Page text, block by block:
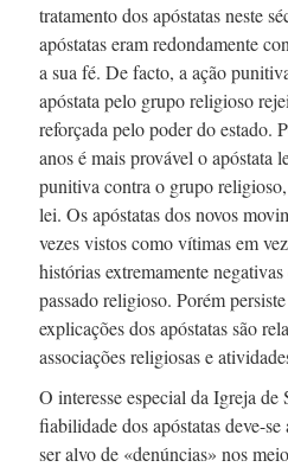
tratamento dos apóstatas neste
apóstatas eram redondamente
a sua fé. De facto, a ação
apóstata pelo grupo religioso
reforçada pelo poder do estado.
anos é mais provável o apóstata
punitiva contra o grupo
lei. Os apóstatas dos novos
vezes vistos como vítimas em
histórias extremamente
passado religioso. Porém
explicações dos apóstatas são
associações religiosas e
O interesse especial da Igreja
fiabilidade dos apóstatasdeve-se
ser alvo de «denúncias» nos